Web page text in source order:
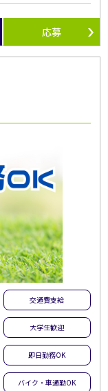
応募
交通費支給
大学生歓迎
即日勤務OK
バイク・車通勤OK